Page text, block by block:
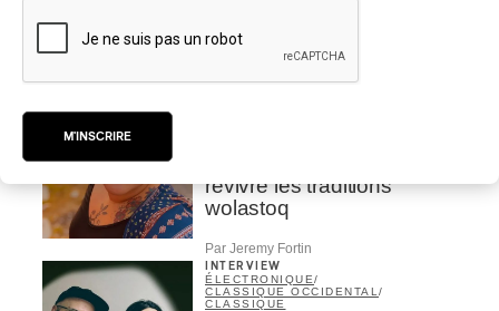
avec André Dudemaine
revivre les traditions
wolastoq
Par Jeremy Fortin
INTERVIEW
ÉLECTRONIQUE/
CLASSIQUE OCCIDENTAL /
CLASSIQUE
M'INSCRIRE